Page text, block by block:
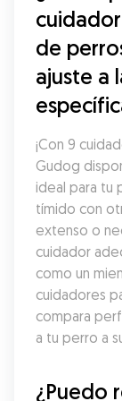
de
ajuste a
¡Con 9
Gudog
ideal para tu
tímido con
extenso o
cuidador
como un
cuidadores
compara
a tu perro a
¿Puedo